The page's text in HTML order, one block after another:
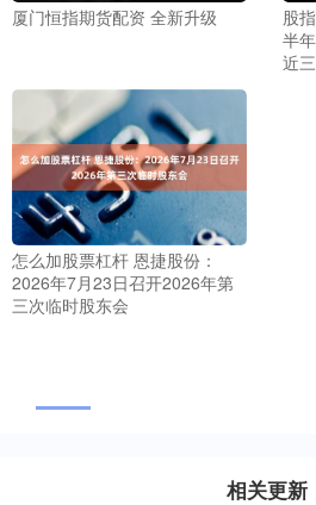
厦门恒指期货配资 全新升级
股
半
近
怎么加股票杠杆 恩捷股份：
2026年7月23日召开2026年第
三次临时股东会
相关更新